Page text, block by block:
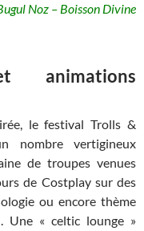
Noz – Boisson Divine
animations
le festival Trolls &
nombre vertigineux
de troupes venues
de Costplay sur des
ou encore thème
Une « celtic lounge »